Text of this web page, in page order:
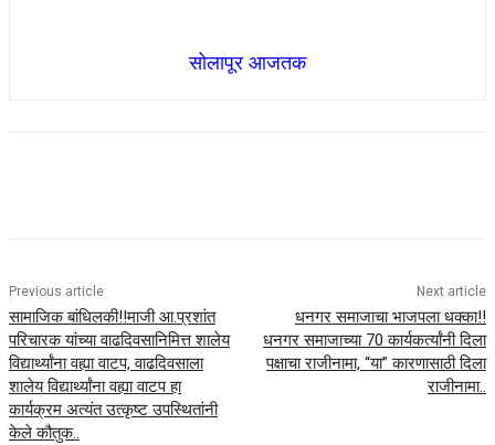
सोलापूर आजतक
Previous article
सामाजिक बांधिलकी!!माजी आ.प्रशांत
परिचारक यांच्या वाढदिवसानिमित्त शालेय
विद्यार्थ्यांना वह्या वाटप, वाढदिवसाला
शालेय विद्यार्थ्यांना वह्या वाटप हा
कार्यक्रम अत्यंत उत्कृष्ट उपस्थितांनी
केले कौतुक..
Next article
धनगर समाजाचा भाजपला धक्का!!
धनगर समाजाच्या 70 कार्यकर्त्यांनी दिला
पक्षाचा राजीनामा, “या” कारणासाठी दिला
राजीनामा..